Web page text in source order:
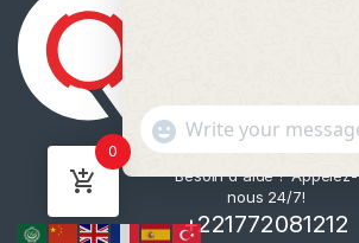
Besoin d'aide ? Appelez-
nous 24/7!
+221772081212
0
"
+
c
a
WhatsApp Message